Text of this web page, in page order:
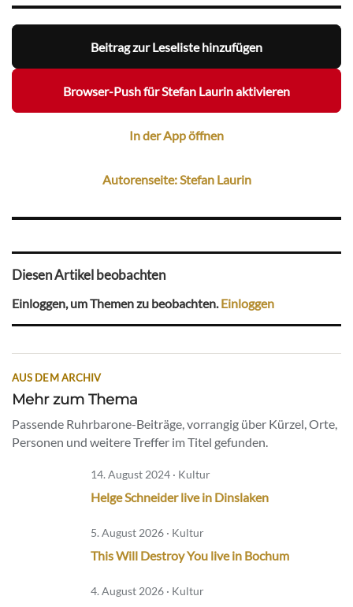
Beitrag zur Leseliste hinzufügen
Browser-Push für Stefan Laurin aktivieren
In der App öffnen
Autorenseite: Stefan Laurin
Diesen Artikel beobachten
Einloggen, um Themen zu beobachten. Einloggen
AUS DEM ARCHIV
Mehr zum Thema
Passende Ruhrbarone-Beiträge, vorrangig über Kürzel, Orte,
Personen und weitere Treffer im Titel gefunden.
14. August 2024 · Kultur
Helge Schneider live in Dinslaken
5. August 2026 · Kultur
This Will Destroy You live in Bochum
4. August 2026 · Kultur